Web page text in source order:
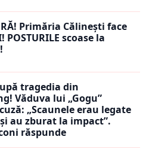
Primăria Călinești face
POSTURILE scoase la
tragedia din
Văduva lui „Gogu”
„Scaunele erau legate
au zburat la impact”.
răspunde